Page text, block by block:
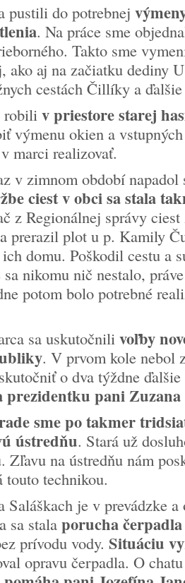
pustili do potrebnej
. Na práce sme
Takto sme
ako aj na začiatku dediny
cestách Čillíky a
robili v priestore starej
výmenu okien a
marci realizovať.
v zimnom období
ciest v obci sa stala
z Regionálnej správy
prerazil plot u p. Kamily
domu. Poškodil cestu a
sa nikomu nič nestalo,
potom bolo potrebné
sa uskutočnili voľby
. V prvom kole nebol
o dva týždne
prezidentku pani Zuzana
sme po takmer
ústredňu. Stará už
Zľavu na ústredňu nám
touto technikou.
Saláškach je v prevádzke
sa stala porucha
prívodu vody. Situáciu
opravu čerpadla. O